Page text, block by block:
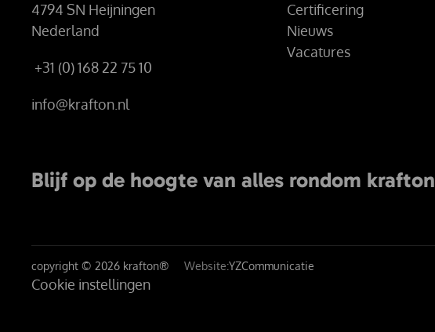
4794 SN Heijningen
Nederland
+31 (0) 168 22 75 10
info@krafton.nl
Certificering
Nieuws
Vacatures
Blijf op de hoogte van alles rondom krafton
copyright © 2026 krafton® Website:YZCommunicatie
Cookie instellingen